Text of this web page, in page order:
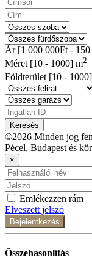
Ár [1 000 000Ft -
Méret [10 - 1000] m2
Földterület [10 - 1000
Keresés
©2026 Minden jog
Pécel, Budapest és
×
Emlékezzen rám
Elveszett jelszó
Bejelentkezés
Összehasonlítás